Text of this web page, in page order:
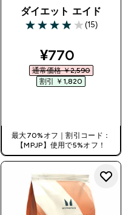
ダイエット エイド
3.93 out of 5 stars
(15)
discounted
¥770‎
通常価格 ￥2,590‎
割引 ￥1,820‎
最大70%オフ｜割引コード：
【MPJP】使用で5%オフ！